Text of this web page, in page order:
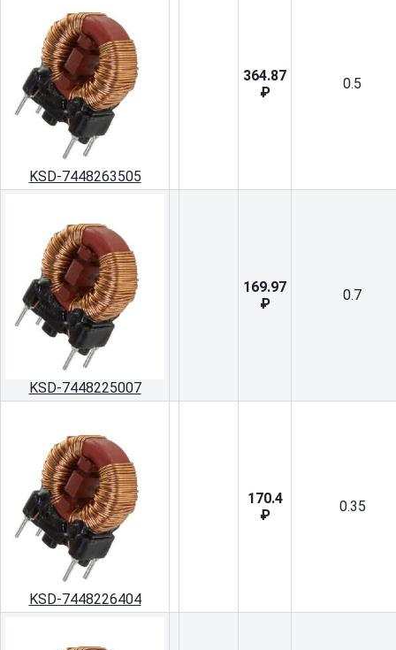
KSD-7448263505
364.87
₽
0.5
KSD-7448225007
169.97
₽
0.7
KSD-7448226404
170.4
₽
0.35